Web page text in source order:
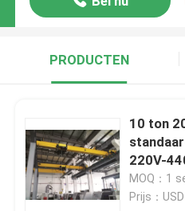
PRODUCTEN
10 ton
220V-
MOQ：1
Prijs：